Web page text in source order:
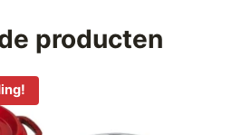
producten